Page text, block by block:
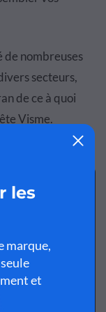
de nombreuses
secteurs,
de ce à quoi
Visme.
à
à en-tête
l'un des
avec un